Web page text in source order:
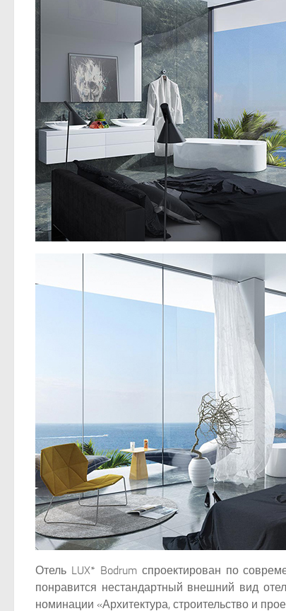
Отель LUX* Bodrum спроектирован по
понравится нестандартный внешний вид
номинации «Архитектура, строительство и